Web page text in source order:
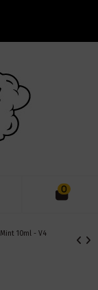
0
Mint 10ml - V4